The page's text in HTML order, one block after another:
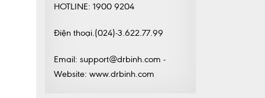
HOTLINE: 1900 9204
Điện thoại.(024)-3.622.77.99
Email: support@drbinh.com -
Website: www.drbinh.com